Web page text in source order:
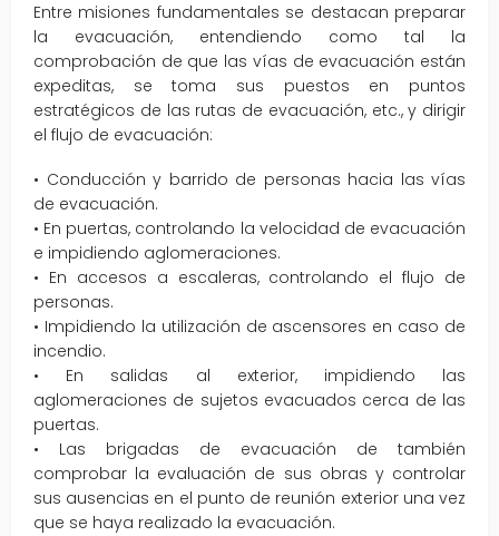
Entre misiones fundamentales se destacan preparar
la evacuación, entendiendo como tal la
comprobación de que las vías de evacuación están
expeditas, se toma sus puestos en puntos
estratégicos de las rutas de evacuación, etc., y dirigir
el flujo de evacuación:
• Conducción y barrido de personas hacia las vías
de evacuación.
• En puertas, controlando la velocidad de evacuación
e impidiendo aglomeraciones.
• En accesos a escaleras, controlando el flujo de
personas.
• Impidiendo la utilización de ascensores en caso de
incendio.
• En salidas al exterior, impidiendo las
aglomeraciones de sujetos evacuados cerca de las
puertas.
• Las brigadas de evacuación de también
comprobar la evaluación de sus obras y controlar
sus ausencias en el punto de reunión exterior una vez
que se haya realizado la evacuación.